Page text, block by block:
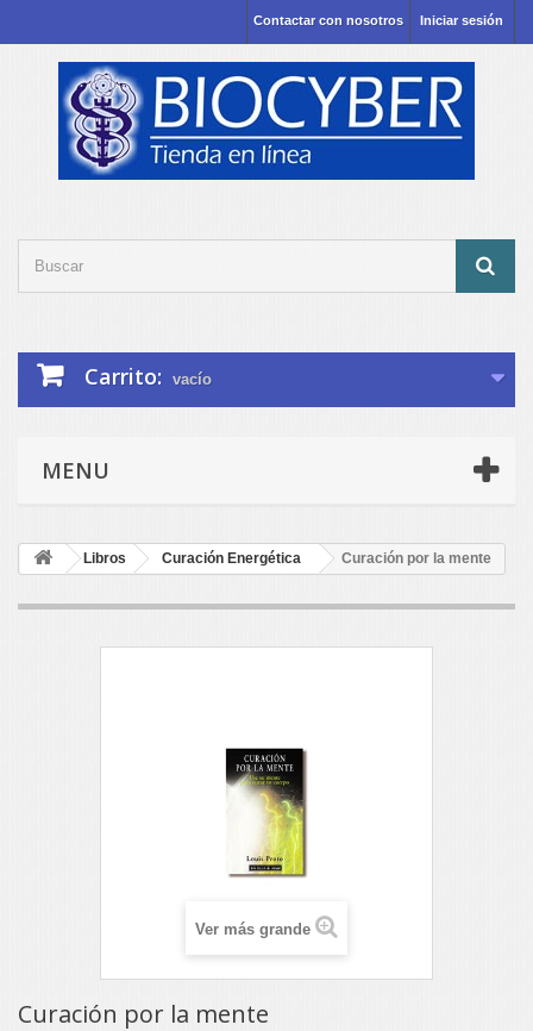
Iniciar sesión
Contactar con nosotros
Carrito: vacío
MENU
Libros Curación Energética Curación por la mente
Ver más grande
Curación por la mente